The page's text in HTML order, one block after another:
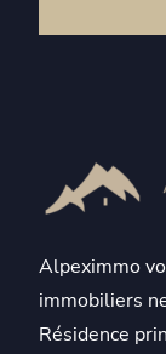
Alpeximmo
immobiliers
Résidence